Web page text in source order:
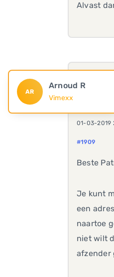
Alvast
AR
Arnoud R
Vimexx
01-03-2019
#1909
Beste
Je kunt
een
naartoe
niet wilt
afzender